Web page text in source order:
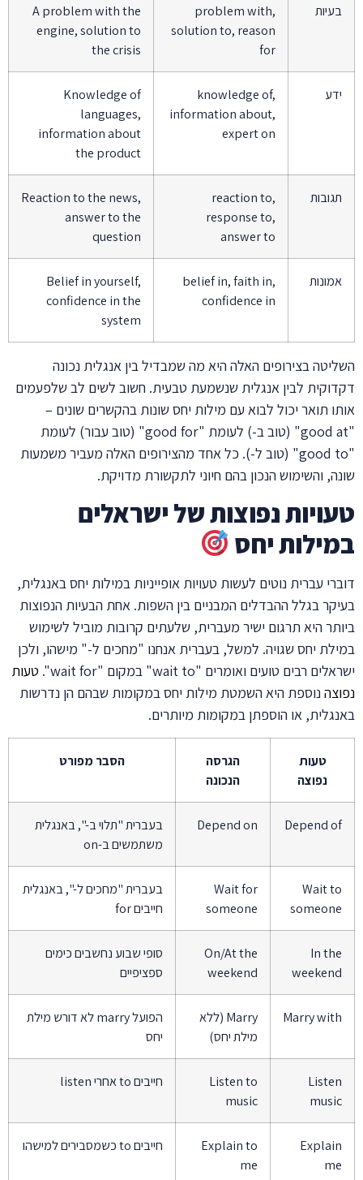
בעיות
problem with,
solution to, reason
for
A problem with the
engine, solution to
the crisis
ידע
knowledge of,
information about,
expert on
Knowledge of
languages,
information about
the product
תגובות
reaction to,
response to,
answer to
Reaction to the news,
answer to the
question
אמונות
belief in, faith in,
confidence in
Belief in yourself,
confidence in the
system
השליטה בצירופים האלה היא מה שמבדיל בין אנגלית נכונה
דקדוקית לבין אנגלית שנשמעת טבעית. חשוב לשים לב שלפעמים
אותו תואר יכול לבוא עם מילות יחס שונות בהקשרים שונים –
"good at" (טוב ב-) לעומת "good for" (טוב עבור) לעומת
"good to" (טוב ל-). כל אחד מהצירופים האלה מעביר משמעות
שונה, והשימוש הנכון בהם חיוני לתקשורת מדויקת.
טעויות נפוצות של ישראלים
במילות יחס
דוברי עברית נוטים לעשות טעויות אופייניות במילות יחס באנגלית,
בעיקר בגלל ההבדלים המבניים בין השפות. אחת הבעיות הנפוצות
ביותר היא תרגום ישיר מעברית, שלעתים קרובות מוביל לשימוש
במילת יחס שגויה. למשל, בעברית אנחנו "מחכים ל-" מישהו, ולכן
ישראלים רבים טועים ואומרים "wait to" במקום "wait for".
טעות
נפוצה נוספת היא השמטת מילות יחס במקומות שבהם הן נדרשות
באנגלית, או הוספתן במקומות מיותרים.
טעות
נפוצה
הגרסה
הנכונה
הסבר מפורט
Depend of
Depend on
בעברית "תלוי ב-", באנגלית
משתמשים ב-on
Wait to
someone
Wait for
someone
בעברית "מחכים ל-", באנגלית
חייבים for
In the
weekend
On/At the
weekend
סופי שבוע נחשבים כימים
ספציפיים
Marry with
Marry (ללא
מילת יחס)
הפועל marry לא דורש מילת
יחס
Listen
music
Listen to
music
חייבים to אחרי listen
Explain
me
Explain to
me
חייבים to כשמסבירים למישהו